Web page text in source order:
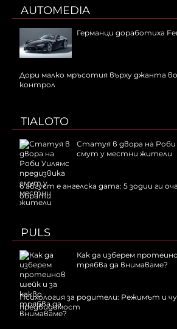
AUTOMEDIA
Германци доработиха
Дори малко мръсотия върху джанта
контрол
TIALOTO
Статуя в двора на Роби
смут у местни жители
6 август е ангелска дата: 5 зодии ги
обрати
PULS
Как да изберем
трябва да внимаваме?
Психология за родители: Режимът и
предвидимост